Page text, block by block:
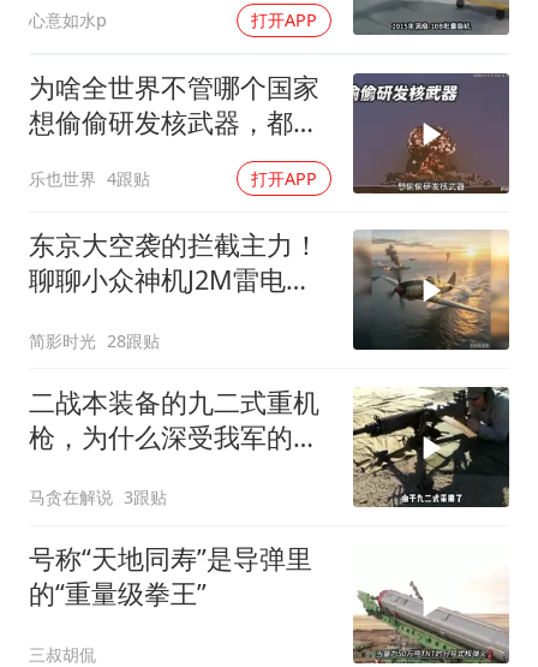
心意如水p 打开APP
为啥全世界不管哪个国家
想偷偷研发核武器，都会
乐也世界 4跟贴 打开APP
东京大空袭的拦截主力！
聊聊小众神机J2M雷电战
简影时光 28跟贴
二战本装备的九二式重机
枪，为什么深受我军的欢
马贪在解说 3跟贴
号称“天地同寿”是导弹里
的“重量级拳王”
三叔胡侃